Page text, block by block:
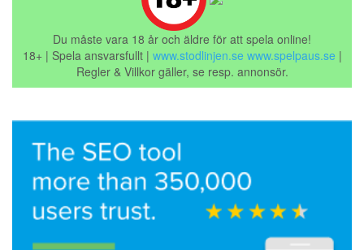
Du måste vara 18 år och äldre för att spela online!
18+ | Spela ansvarsfullt | www.stodlinjen.se www.spelpaus.se |
Regler & Villkor gäller, se resp. annonsör.